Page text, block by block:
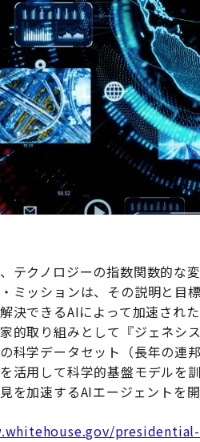
テクノロジーの指数関数的な
ミッションは、その説明と目
決できるAIによって加速され
的取り組みとして『ジェネシ
科学データセット（長年の連
活用して科学的基盤モデルを
を加速するAIエージェントを